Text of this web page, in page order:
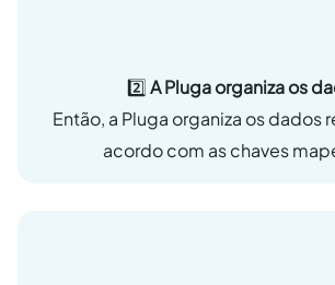
2️⃣A Pluga organiza os
Então, a Pluga organiza os dados
acordo com as chaves